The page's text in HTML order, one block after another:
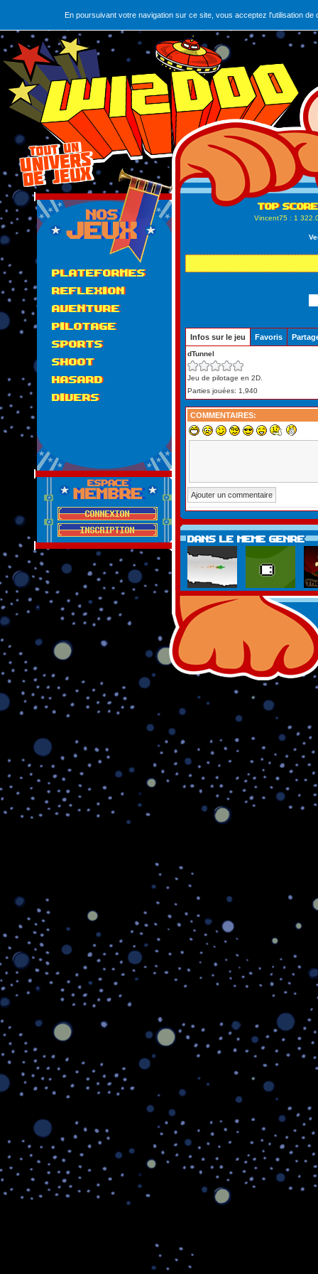
En poursuivant votre navigation sur ce site, vous acceptez l'utilisation
PLATEFORMES
REFLEXION
AVENTURE
PILOTAGE
SPORTS
SHOOT
HASARD
DIVERS
Vincent75 : 1
Le plugin "Flash
Pour jouer à ce jeu,
l'émulation de
Cliquez ici
Infos sur le jeu Favoris
dTunnel
Jeu de pilotage en 2D.
Parties jouées: 1,940
COMMENTAIRES: